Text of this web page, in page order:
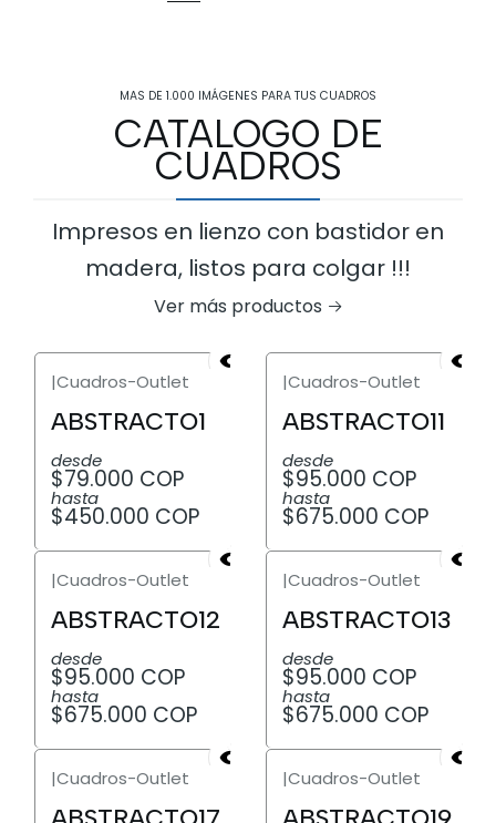
MAS DE 1.000 IMÁGENES PARA TUS CUADROS
CATALOGO DE
CUADROS
Impresos en lienzo con bastidor en
madera, listos para colgar !!!
Ver más productos
|Cuadros-Outlet
ABSTRACTO1
desde
$79.000 COP
hasta
$450.000 COP
|Cuadros-Outlet
ABSTRACTO11
desde
$95.000 COP
hasta
$675.000 COP
|Cuadros-Outlet
ABSTRACTO12
desde
$95.000 COP
hasta
$675.000 COP
|Cuadros-Outlet
ABSTRACTO13
desde
$95.000 COP
hasta
$675.000 COP
|Cuadros-Outlet |Cuadros-Outlet